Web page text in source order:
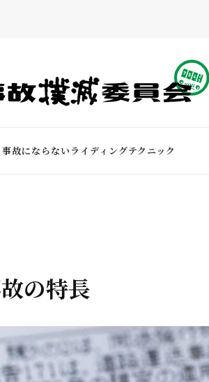
事故にならないライディングテクニック
の特長